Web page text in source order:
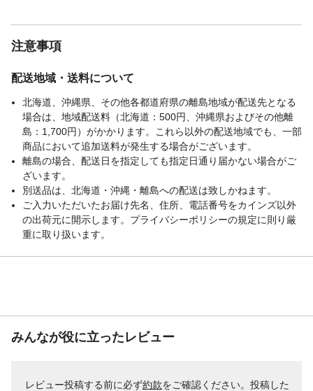
注意事項
配送地域・送料について
北海道、沖縄県、その他各都道府県の離島地域が配送先となる
場合は、地域配送料（北海道：500円、沖縄県およびその他離
島：1,700円）がかかります。これら以外の配送地域でも、一部
商品において追加送料が発生する場合がございます。
離島の場合、配送日を指定しても指定日通り届かない場合がご
ざいます。
別送品は、北海道・沖縄・離島への配送は致しかねます。
ご入力いただいたお届け先名、住所、電話番号をカインズ以外
の出荷元に開示します。プライバシーポリシーの規定に則り厳
重に取り扱います。
みんなが役に立ったレビュー
レビュー投稿する前に必ず約款をご確認ください。投稿した